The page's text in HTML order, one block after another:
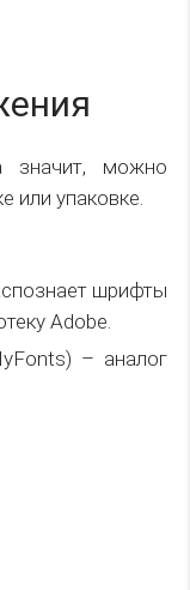
значит, можно
или упаковке.
шрифты
Adobe.
– аналог